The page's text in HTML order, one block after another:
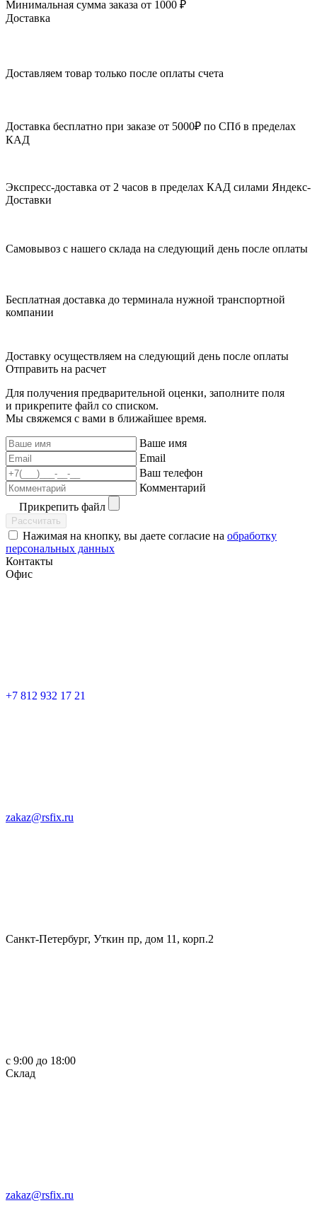
Минимальная сумма заказа от 1000 ₽
Доставка
Доставляем товар только после оплаты счета
Доставка бесплатно при заказе от 5000₽ по СПб в пределах
КАД
Экспресс-доставка от 2 часов в пределах КАД силами Яндекс-
Доставки
Самовывоз с нашего склада на следующий день после оплаты
Бесплатная доставка до терминала нужной транспортной
компании
Доставку осуществляем на следующий день после оплаты
Отправить на расчет
Для получения предварительной оценки, заполните поля
и прикрепите файл со списком.
Мы свяжемся с вами в ближайшее время.
Ваше имя
Email
Ваш телефон
Комментарий
Прикрепить файл
Рассчитать
Нажимая на кнопку, вы даете согласие на обработку
персональных данных
Контакты
Офис
+7 812 932 17 21
zakaz@rsfix.ru
Санкт-Петербург, Уткин пр, дом 11, корп.2
c 9:00 до 18:00
Склад
zakaz@rsfix.ru